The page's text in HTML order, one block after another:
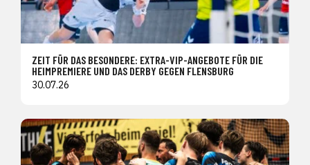
ZEIT FÜR DAS BESONDERE: EXTRA-VIP-ANGEBOTE FÜR DIE
HEIMPREMIERE UND DAS DERBY GEGEN FLENSBURG
30.07.26